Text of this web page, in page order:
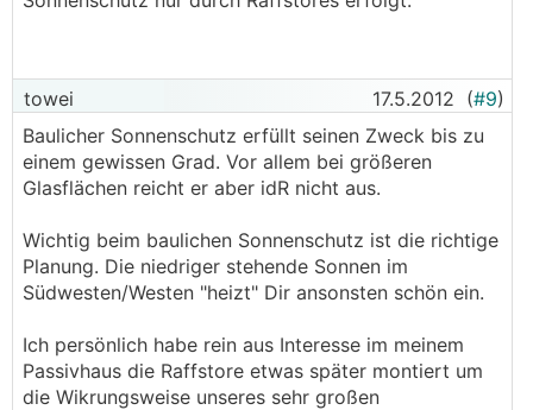
towei 17.5.2012 (#9)
Baulicher Sonnenschutz erfüllt seinen Zweck bis zu
einem gewissen Grad. Vor allem bei größeren
Glasflächen reicht er aber idR nicht aus.
Wichtig beim baulichen Sonnenschutz ist die richtige
Planung. Die niedriger stehende Sonnen im
Südwesten/Westen "heizt" Dir ansonsten schön ein.
Ich persönlich habe rein aus Interesse im meinem
Passivhaus die Raffstore etwas später montiert um
die Wikrungsweise unseres sehr großen